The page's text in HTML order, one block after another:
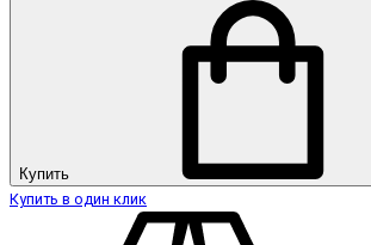
Купить
Купить в один клик